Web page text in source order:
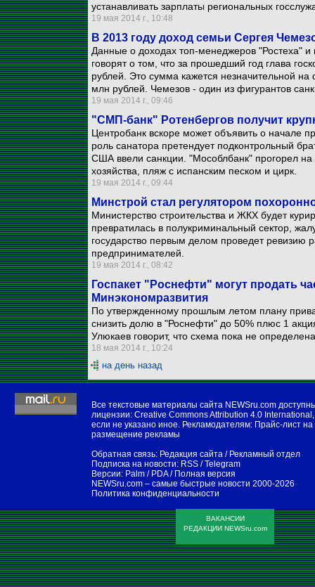
устанавливать зарплаты региональных
19 мая 2014 г., 10:48
В 2013 году доход семьи Сергея
Данные о доходах топ-менеджеров "Ростеха"
говорят о том, что за прошедший год глава
рублей. Это сумма кажется незначительной
млн рублей. Чемезов - один из фигурантов
19 мая 2014 г., 09:46
"СМП-банк" Ротенбергов получит
Центробанк вскоре может объявить о начале
роль санатора претендует подконтрольный
США ввели санкции. "Мособлбанк" прогорел на
хозяйства, пляж с испанским песком и цирк.
19 мая 2014 г., 09:44
Минстрой стал регулятором
Министерство строительства и ЖКХ будет
превратилась в полукриминальный сектор,
государство первым делом проведет ревизию
предпринимателей.
19 мая 2014 г., 08:42
Госпакет "Роснефти" могут продать
Минэкономразвития
По утвержденному прошлым летом плану
снизить долю в "Роснефти" до 50% плюс 1
Улюкаев говорит, что схема пока не
18 мая 2014 г., 10:24
на день назад
Все текстовые материалы сайта NEWSru.com
лицензии: Creative Commons Attribution 4.0 International ,
если не указано иное. Рекламодателям: Прайс-лист на
размещение рекламы
Обратная связь: Редакция сайта / Рекламный отдел
Подписка на новости: RSS /Telegram
Версии: Palm / PDA/ Полная версия
NEWSru.com – самые быстрые новости 2000-2026
Политика конфиденциальности
ВАКАНСИИ
РЕДАКЦИИ NEWSru.com